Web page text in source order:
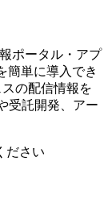
ポータル・アプ
簡単に導入でき
の配信情報を
受託開発、アー
ださい